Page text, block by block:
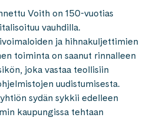
Voith on 150-vuotias
vauhdilla.
ja hihnakuljettimien
toiminta on saanut rinnalleen
joka vastaa teollisiin
uudistumisesta.
sydän sykkii edelleen
kaupungissa tehtaan